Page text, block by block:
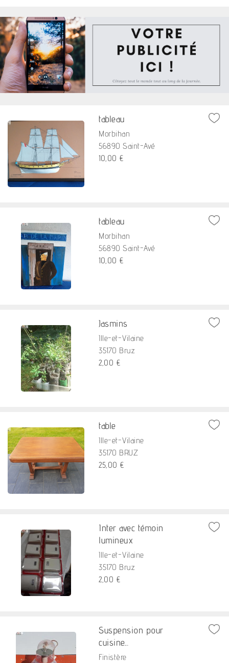
tableau
Morbihan
56890 Saint-Avé
10,00 €
tableau
Morbihan
56890 Saint-Avé
10,00 €
Jasmins
Ille-et-Vilaine
35170 Bruz
2,00 €
table
Ille-et-Vilaine
35170 BRUZ
25,00 €
Inter avec témoin
lumineux
Ille-et-Vilaine
35170 Bruz
2,00 €
Suspension pour
cuisine...
Finistère